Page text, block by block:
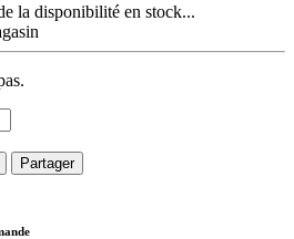
la disponibilité en stock...
Partager